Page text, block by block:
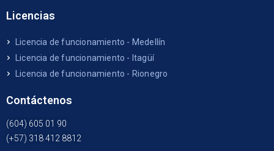
Licencias
Licencia de funcionamiento - Medellín
Licencia de funcionamiento - Itagüí
Licencia de funcionamiento - Rionegro
Contáctenos
(604) 605 01 90
(+57) 318 412 8812